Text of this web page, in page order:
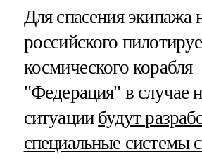
Для спасения экипажа
российского
космического корабля
"Федерация" в случае
ситуации будут
специальные системы